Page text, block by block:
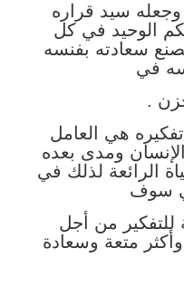
وجعله سيد قراره
الوحيد في كل
سعادته بفنسه
في
.
هي العامل
ومدى بعده
الرائعة لذلك في
سوف
للتفكير من أجل
متعة وسعادة